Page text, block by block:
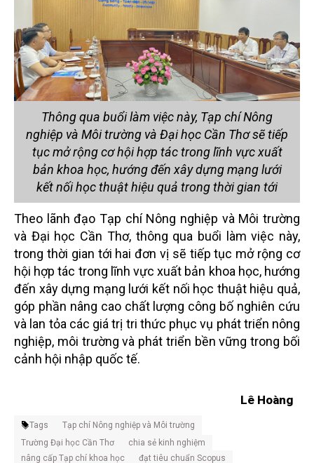
Thông qua buổi làm việc này, Tạp chí Nông
nghiệp và Môi trường và Đại học Cần Thơ sẽ tiếp
tục mở rộng cơ hội hợp tác trong lĩnh vực xuất
bản khoa học, hướng đến xây dựng mạng lưới
kết nối học thuật hiệu quả trong thời gian tới
Theo lãnh đạo Tạp chí Nông nghiệp và Môi trường
và Đại học Cần Thơ, thông qua buổi làm việc này,
trong thời gian tới hai đơn vị sẽ tiếp tục mở rộng cơ
hội hợp tác trong lĩnh vực xuất bản khoa học, hướng
đến xây dựng mạng lưới kết nối học thuật hiệu quả,
góp phần nâng cao chất lượng công bố nghiên cứu
và lan tỏa các giá trị tri thức phục vụ phát triển nông
nghiệp, môi trường và phát triển bền vững trong bối
cảnh hội nhập quốc tế.
Lê Hoàng
Tags
Tạp chí Nông nghiệp và Môi trường
Trường Đại học Cần Thơ
chia sẻ kinh nghiệm
nâng cấp Tạp chí khoa học
đạt tiêu chuẩn Scopus